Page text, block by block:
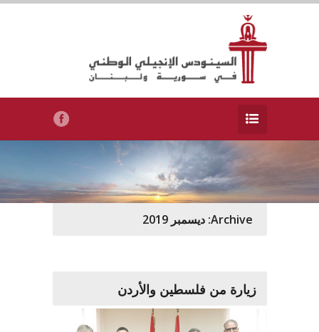
Archive: ديسمبر 2019
زيارة من فلسطين والأردن